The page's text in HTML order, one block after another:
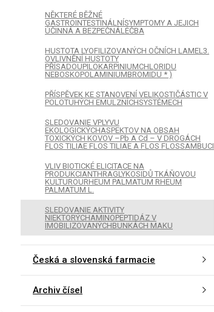
ČLÁNEK
NĚKTERÉ BĚŽNÉ
NĚKTERÉ BĚŽNÉ
GASTROINTESTINÁLNÍSYMPTOMY A JEJICH
ÚČINNÁ A BEZPEČNÁLÉČBA
HUSTOTA LYOFILIZOVANÝCH OČNÍCH LAMEL3.
OVLIVNĚNÍ HUSTOTY
PŘÍSADOUPILOKARPINIUMCHLORIDU
NEBOSKOPOLAMINIUMBROMIDU * )
PŘÍSPĚVEK KE STANOVENÍ VELIKOSTIČÁSTIC V
POLOTUHÝCH EMULZNÍCHSYSTÉMECH
SLEDOVANIE VPLYVU
EKOLOGICKÝCHASPEKTOV NA OBSAH
TOXICKÝCH KOVOV –Pb A Cd – V DROGÁCH
FLOS TILIAE FLOS TILIAE A FLOS FLOSSAMBUCI
VLIV BIOTICKÉ ELICITACE NA
PRODUKCIANTHRAGLYKOSIDŮ TKÁŇOVOU
KULTUROURHEUM PALMATUM RHEUM
PALMATUM L.
SLEDOVANIE AKTIVITY
NIEKTORÝCHAMINOPEPTIDÁZ V
IMOBILIZOVANÝCHBUNKÁCH MAKU
Česká a slovenská farmacie
Archiv čísel